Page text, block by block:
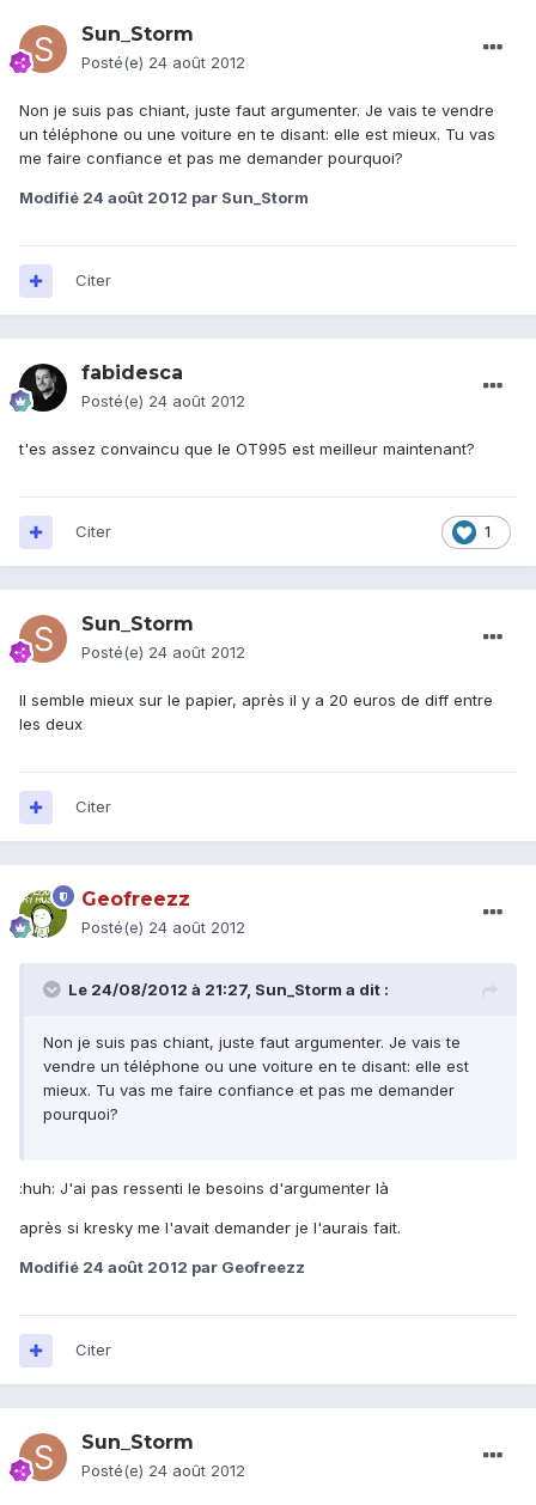
Sun_Storm
Posté(e) 24 août 2012
Non je suis pas chiant, juste faut argumenter. Je vais te vendre
un téléphone ou une voiture en te disant: elle est mieux. Tu vas
me faire confiance et pas me demander pourquoi?
Modifié 24 août 2012 par Sun_Storm
Citer
fabidesca
Posté(e) 24 août 2012
t'es assez convaincu que le OT995 est meilleur maintenant?
1
Citer
Sun_Storm
Posté(e) 24 août 2012
Il semble mieux sur le papier, après il y a 20 euros de diff entre
les deux
Citer
Geofreezz
Posté(e) 24 août 2012
Le 24/08/2012 à 21:27, Sun_Storm a dit :
Non je suis pas chiant, juste faut argumenter. Je vais te
vendre un téléphone ou une voiture en te disant: elle est
mieux. Tu vas me faire confiance et pas me demander
pourquoi?
:huh: J'ai pas ressenti le besoins d'argumenter là
après si kresky me l'avait demander je l'aurais fait.
Modifié 24 août 2012 par Geofreezz
Citer
Sun_Storm
Posté(e) 24 août 2012